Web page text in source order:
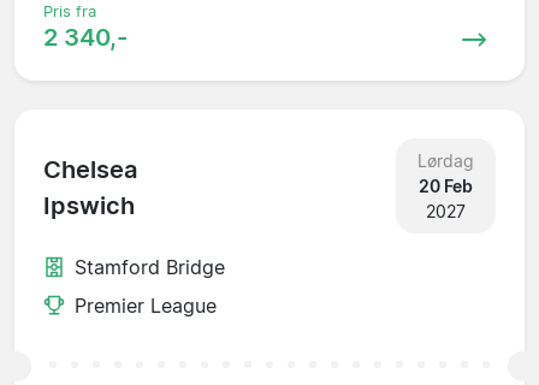
Pris fra
2 340,-
Chelsea
Ipswich
Lørdag
20 Feb
2027
Stamford Bridge
Premier League